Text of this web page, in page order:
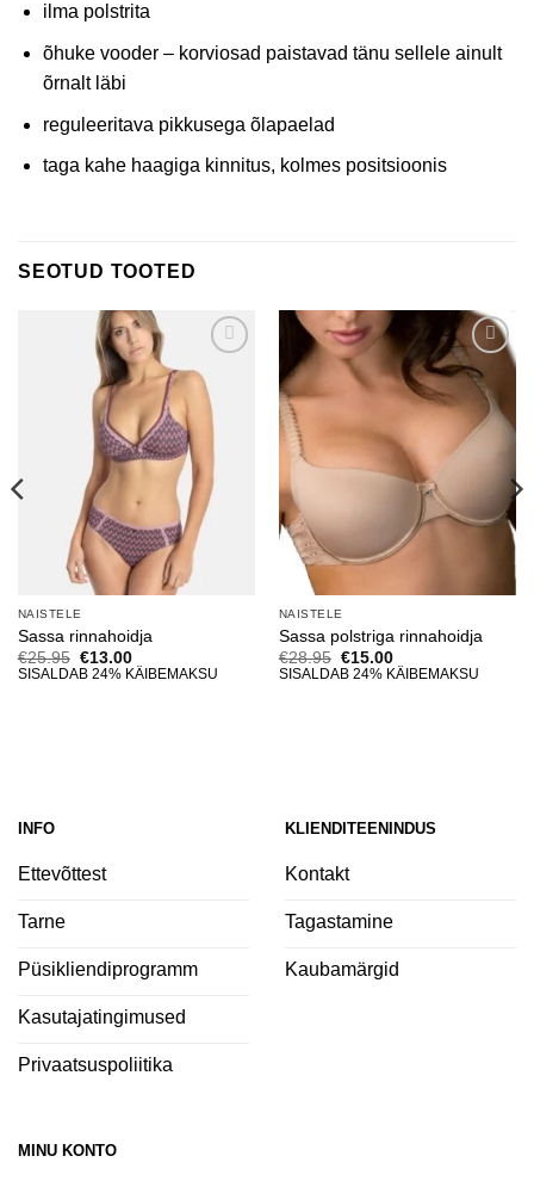
ilma polstrita
õhuke vooder – korviosad paistavad tänu sellele ainult
õrnalt läbi
reguleeritava pikkusega õlapaelad
taga kahe haagiga kinnitus, kolmes positsioonis
SEOTUD TOOTED
Lisa
soovinimekirja
NAISTELE
Sassa rinnahoidja
€25.95 Algne
hind
€13.00Current
price
SISALDAB 24% KÄIBEMAKSU
Lisa
soovinimekirja
NAISTELE
Sassa polstriga rinnahoidja
€28.95 Algne
hind
€15.00Current
price
SISALDAB 24% KÄIBEMAKSU
INFO
Ettevõttest
Tarne
Püsikliendiprogramm
Kasutajatingimused
Privaatsuspoliitika
KLIENDITEENINDUS
Kontakt
Tagastamine
Kaubamärgid
MINU KONTO